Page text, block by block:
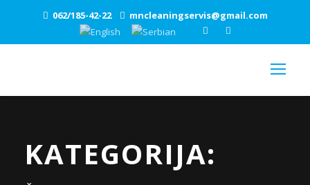
062/185-42-22 mncleaningservis@gmail.com
KATEGORIJA: